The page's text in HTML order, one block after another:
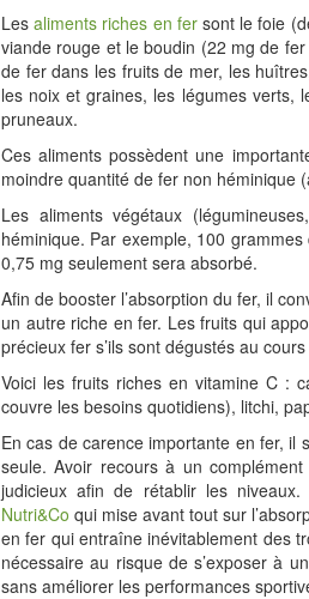
Lesaliments riches en fersont le foie
viande rouge et le boudin (22 mg de
de fer dans les fruits de mer, les
les noix et graines, les légumes verts,
pruneaux.
Ces aliments possèdent une
moindre quantité de fer non héminique
Les aliments végétaux
héminique. Par exemple, 100
0,75 mg seulement sera absorbé.
Afin de booster l’absorption du fer, il
un autre riche en fer. Les fruits qui
précieux fer s’ils sont dégustés au
Voici les fruits riches en vitamine C :
couvre les besoins quotidiens), litchi,
En cas de carence importante en fer, il
seule. Avoir recours à un
judicieux afin de rétablir les
Nutri&Co qui mise avant tout sur
en fer qui entraîne inévitablement des
nécessaire au risque de s’exposer à
sans améliorer les performances